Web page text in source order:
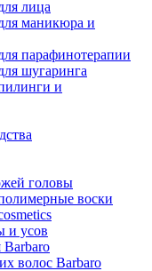
лица
маникюра и
парафинотерапии
шугаринга
и
головы
воски
и усов
Barbaro
волос Barbaro